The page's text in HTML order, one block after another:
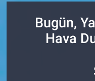
Bugün,
Hava
KÜLTÜR SANAT
POLİTİKA
Süper Lig Puan
Tüm Manşetler
Son Dakika